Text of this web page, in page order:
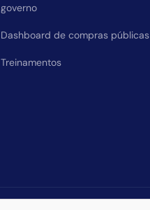
governo
Dashboard de compras públicas
Treinamentos